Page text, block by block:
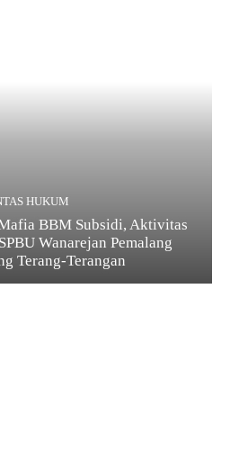
HUKUM
BBM Subsidi, Aktivitas
Wanarejan Pemalang
Terang-Terangan